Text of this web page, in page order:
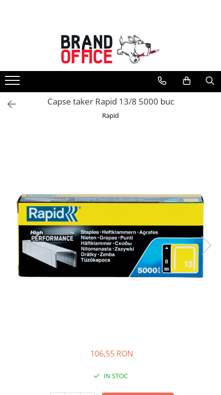
Unitate Protejata - PRODUCTIE
Hartie copiator si produse
tipografice
Produse consumabile din hartie
Detergenti si dezinfectanti
Birotica si papetarie
Hartie si articole din hartie
Bibliorafturi, caiete mecanice,
separatoare
Capsatoare, capse si perforatoare
Caiete si blocnotesuri
Dosare, folii protectie si mape
Capse taker Rapid 13/8 5000 buc
Rapid
106,55 RON
IN STOC